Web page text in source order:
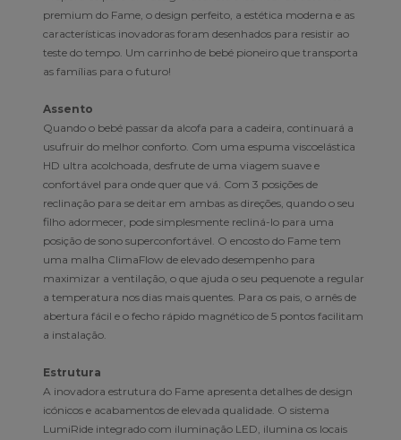
premium do Fame, o design perfeito, a estética moderna e as
características inovadoras foram desenhados para resistir ao
teste do tempo. Um carrinho de bebé pioneiro que transporta
as famílias para o futuro!
Assento
Quando o bebé passar da alcofa para a cadeira, continuará a
usufruir do melhor conforto. Com uma espuma viscoelástica
HD ultra acolchoada, desfrute de uma viagem suave e
confortável para onde quer que vá. Com 3 posições de
reclinação para se deitar em ambas as direções, quando o seu
filho adormecer, pode simplesmente recliná-lo para uma
posição de sono superconfortável. O encosto do Fame tem
uma malha ClimaFlow de elevado desempenho para
maximizar a ventilação, o que ajuda o seu pequenote a regular
a temperatura nos dias mais quentes. Para os pais, o arnês de
abertura fácil e o fecho rápido magnético de 5 pontos facilitam
a instalação.
Estrutura
A inovadora estrutura do Fame apresenta detalhes de design
icónicos e acabamentos de elevada qualidade. O sistema
LumiRide integrado com iluminação LED, ilumina os locais